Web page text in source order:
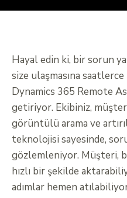
Hayal edin ki, bir sorun
size ulaşmasına
Dynamics 365 Remote
getiriyor. Ekibiniz,
görüntülü arama ve
teknolojisi sayesinde,
gözlemleniyor. Müşteri,
hızlı bir şekilde
adımlar hemen